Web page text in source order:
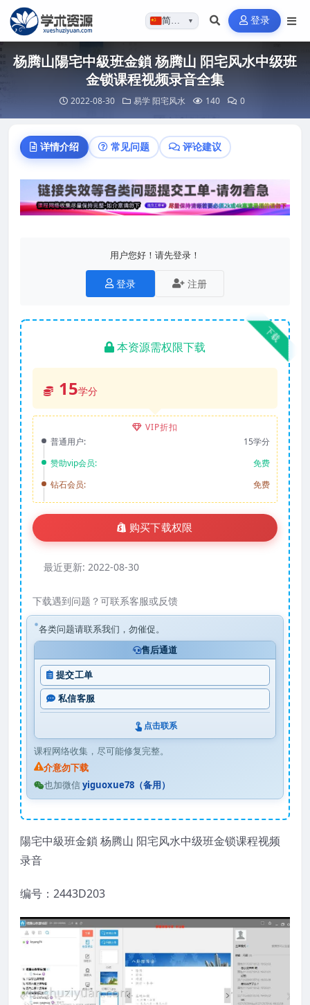
简体…▼ 登录
杨腾山陽宅中級班金鎖 杨腾山 阳宅风水中级班
金锁课程视频录音全集
2022-08-30 易学阳宅风水 140 0
详情介绍 常见问题 评论建议
用户您好！请先登录！
登录 注册
下载
本资源需权限下载
15学分
VIP折扣
普通用户:
15学分
赞助vip会员:
免费
钻石会员:
免费
购买下载权限
最近更新: 2022-08-30
下载遇到问题？可联系客服或反馈
各类问题请联系我们，勿催促。
售后通道
提交工单
私信客服
点击联系
课程网络收集，尽可能修复完整。
介意勿下载
也加微信yiguoxue78（备用）
陽宅中級班金鎖 杨腾山 阳宅风水中级班金锁课程视频
录音
编号：2443D203